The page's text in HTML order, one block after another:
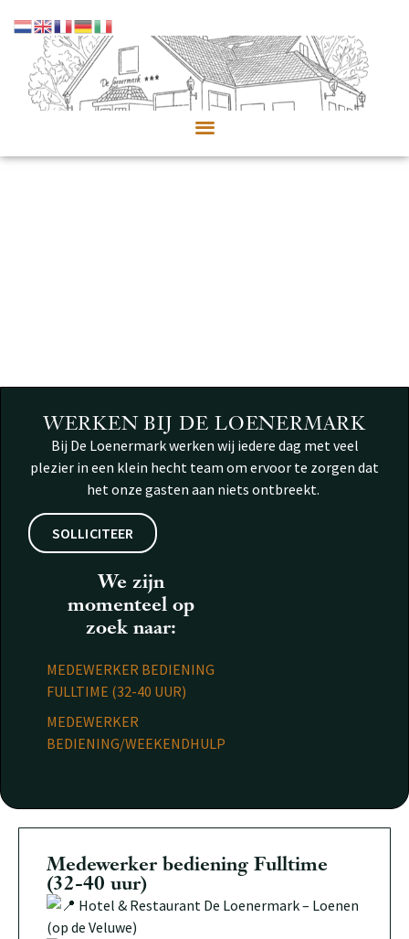
WERKEN BIJ DE LOENERMARK
Bij De Loenermark werken wij iedere dag met veel
plezier in een klein hecht team om ervoor te zorgen dat
het onze gasten aan niets ontbreekt.
SOLLICITEER
We zijn
momenteel op
zoek naar:
MEDEWERKER BEDIENING
FULLTIME (32-40 UUR)
MEDEWERKER
BEDIENING/WEEKENDHULP
Medewerker bediening Fulltime
(32-40 uur)
Hotel & Restaurant De Loenermark – Loenen
(op de Veluwe)